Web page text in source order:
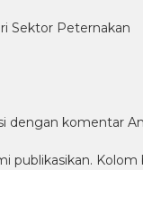
Sektor Peternakan
dengan komentar
publikasikan. Kolom